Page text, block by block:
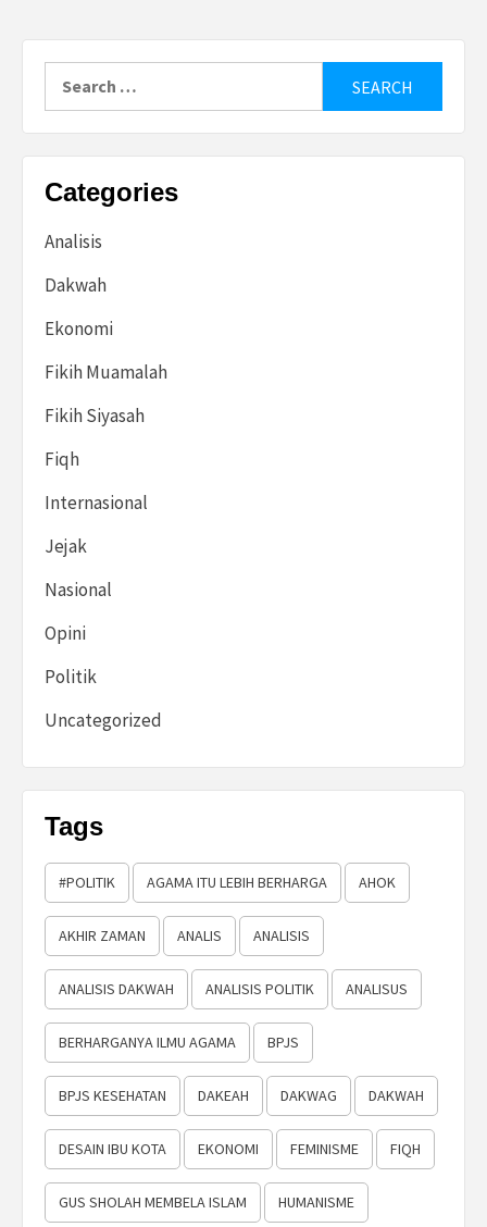
Categories
Analisis
Dakwah
Ekonomi
Fikih Muamalah
Fikih Siyasah
Fiqh
Internasional
Jejak
Nasional
Opini
Politik
Uncategorized
Tags
#POLITIK AGAMA ITU LEBIH BERHARGA AHOK
AKHIR ZAMAN ANALIS ANALISIS
ANALISIS DAKWAH ANALISIS POLITIK ANALISUS
BERHARGANYA ILMU AGAMA BPJS
BPJS KESEHATAN DAKEAH DAKWAG DAKWAH
DESAIN IBU KOTA EKONOMI FEMINISME FIQH
GUS SHOLAH MEMBELA ISLAM HUMANISME